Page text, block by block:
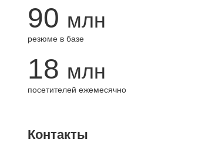
90 млн
резюме в базе
18 млн
посетителей ежемесячно
Контакты